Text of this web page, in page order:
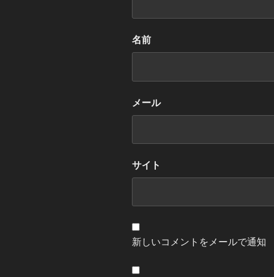
名前
メール
サイト
新しいコメントをメールで通知